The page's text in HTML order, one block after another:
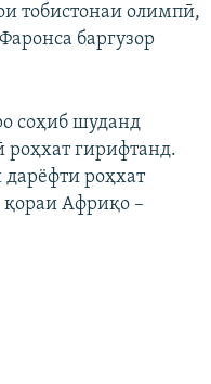
тобистонаи олимпӣ,
баргузор
соҳиб шуданд
гирифтанд.
роҳхат
қораи Африқо –